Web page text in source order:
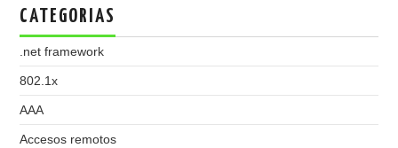
CATEGORIAS
.net framework
802.1x
AAA
Accesos remotos